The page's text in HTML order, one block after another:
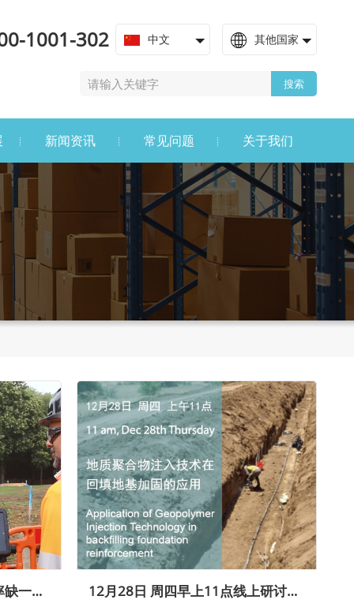
1001-302 中文 其他国家
搜索
新闻资讯 常见问题 关于我们
Geobear : 安全、合规、效率缺一不可 12月28日 周四早上11点线上研讨会—地质聚合物在回填地基加固的应用